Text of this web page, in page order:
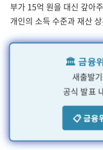
부가 15억 원을 대신 갚아
개인의 소득 수준과 재산
🏛️ 금융
새출발
공식 발표
📋 금융